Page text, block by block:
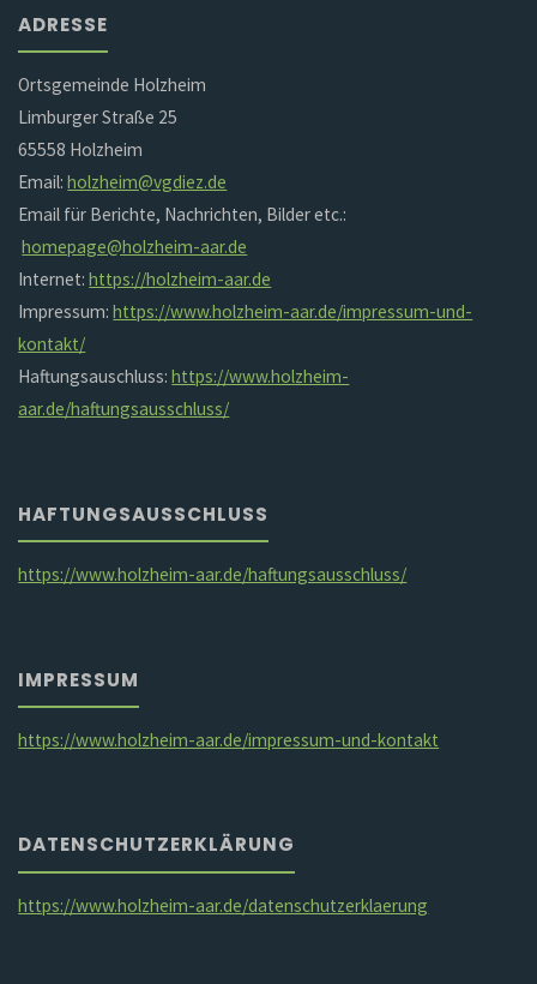
ADRESSE
Ortsgemeinde Holzheim
Limburger Straße 25
65558 Holzheim
Email:holzheim@vgdiez.de
Email für Berichte, Nachrichten, Bilder etc.:
homepage@holzheim-aar.de
Internet:https://holzheim-aar.de
Impressum:https://www.holzheim-aar.de/impressum-und-
kontakt/
Haftungsauschluss:https://www.holzheim-
aar.de/haftungsausschluss/
HAFTUNGSAUSSCHLUSS
https://www.holzheim-aar.de/haftungsausschluss/
IMPRESSUM
https://www.holzheim-aar.de/impressum-und-kontakt
DATENSCHUTZERKLÄRUNG
https://www.holzheim-aar.de/datenschutzerklaerung